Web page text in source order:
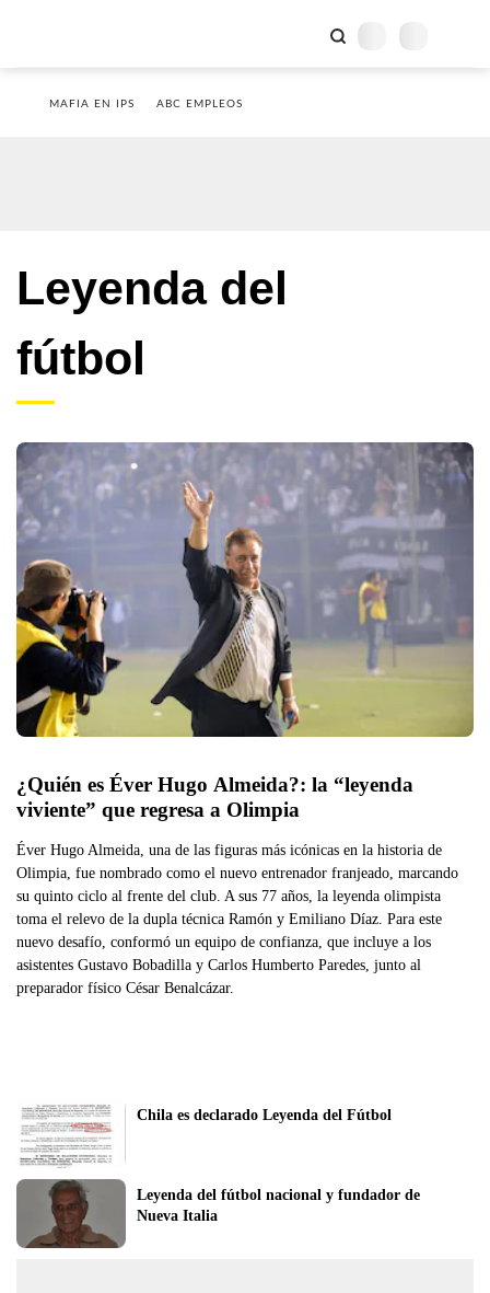
MAFIA EN IPS ABC EMPLEOS
Leyenda del
fútbol
¿Quién es Éver Hugo Almeida?: la “leyenda
viviente” que regresa a Olimpia
Éver Hugo Almeida, una de las figuras más icónicas en la historia de
Olimpia, fue nombrado como el nuevo entrenador franjeado, marcando
su quinto ciclo al frente del club. A sus 77 años, la leyenda olimpista
toma el relevo de la dupla técnica Ramón y Emiliano Díaz. Para este
nuevo desafío, conformó un equipo de confianza, que incluye a los
asistentes Gustavo Bobadilla y Carlos Humberto Paredes, junto al
preparador físico César Benalcázar.
Chila es declarado Leyenda del Fútbol
Leyenda del fútbol nacional y fundador de
Nueva Italia